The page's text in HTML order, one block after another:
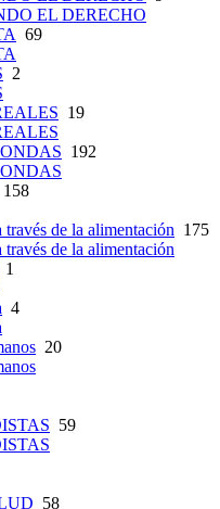
EL DERECHO
69
2
19
192
158
través de la alimentación 175
través de la alimentación
1
4
20
59
58